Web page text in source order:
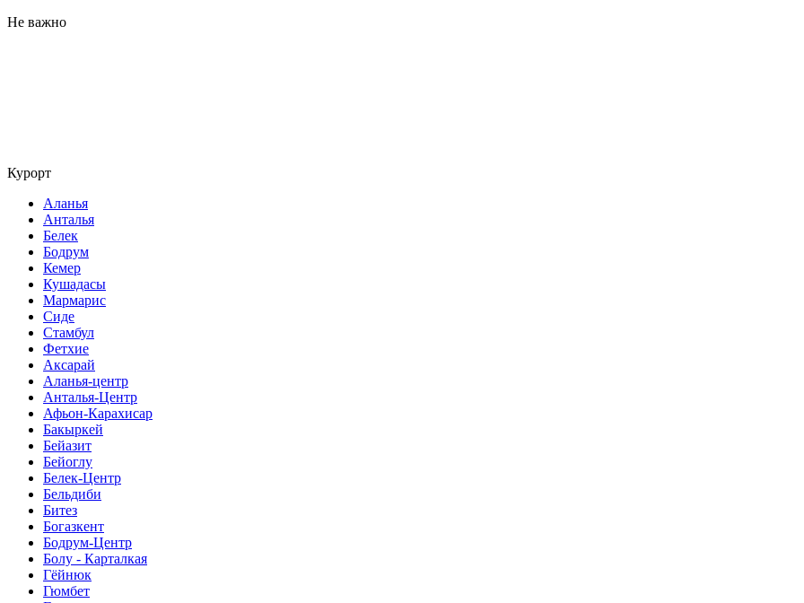
Не важно
Курорт
Аланья
Анталья
Белек
Бодрум
Кемер
Кушадасы
Мармарис
Сиде
Стамбул
Фетхие
Аксарай
Аланья-центр
Анталья-Центр
Афьон-Карахисар
Бакыркей
Бейазит
Бейоглу
Белек-Центр
Бельдиби
Битез
Богазкент
Бодрум-Центр
Болу - Карталкая
Гёйнюк
Гюмбет